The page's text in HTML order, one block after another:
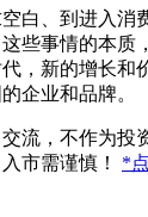
白、到进入消
些事情的本质
，新的增长和
企业和品牌。
流，不作为投
市需谨慎！ *